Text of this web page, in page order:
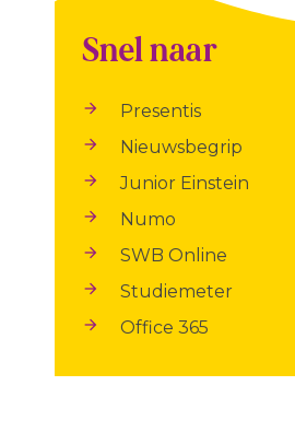
Snel naar
arrow_forward Presentis
arrow_forward Nieuwsbegrip
arrow_forward Junior Einstein
arrow_forward Numo
arrow_forward SWB Online
arrow_forward Studiemeter
arrow_forward Office 365